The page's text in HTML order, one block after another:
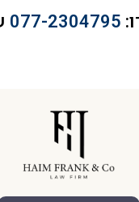
077-2304795